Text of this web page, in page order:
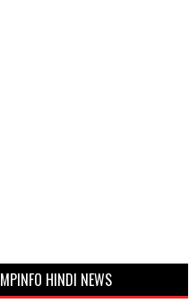
MPINFO HINDI NEWS